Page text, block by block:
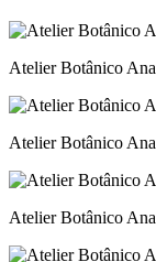
Atelier Botânico
Atelier Botânico
Atelier Botânico